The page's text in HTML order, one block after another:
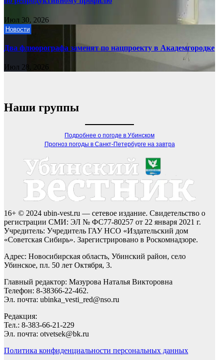
Июл 30, 2026
Новости
Два флюорографа заменят по нацпроекту в Академгородке
Июл 28, 2026
Наши группы
Подробнее о погоде в Убинском
Прогноз погоды в Санкт-Петербурге на завтра
16+ © 2024 ubin-vest.ru — сетевое издание. Свидетельство о
регистрации СМИ: ЭЛ № ФС77-80257 от 22 января 2021 г.
Учредитель: Учредитель ГАУ НСО «Издательский дом
«Советская Сибирь». Зарегистрировано в Роскомнадзоре.
Адрес: Новосибирская область, Убинский район, село
Убинское, пл. 50 лет Октября, 3.
Главный редактор: Мазурова Наталья Викторовна
Телефон: 8-38366-22-462.
Эл. почта: ubinka_vesti_red@nso.ru
Редакция:
Тел.: 8-383-66-21-229
Эл. почта: otvetsek@bk.ru
Политика конфиденциальности персональных данных